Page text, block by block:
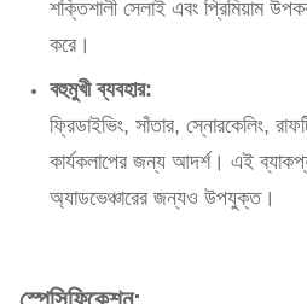
শক্তিশালী সেলাই এবং প্রিমিয়াম
করে।
বহুমুখী ব্যবহার:
ফ্রিডাইভিং, সাঁতার, স্নোরকেলিং,
কার্যকলাপের জন্য আদর্শ। এই
অ্যাডভেঞ্চারের জন্যও উপযুক্ত।
স্পেসিফিকেশন: